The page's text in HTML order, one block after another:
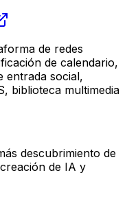
de redes
de calendario,
entrada social,
biblioteca multimedia
descubrimiento de
de IA y